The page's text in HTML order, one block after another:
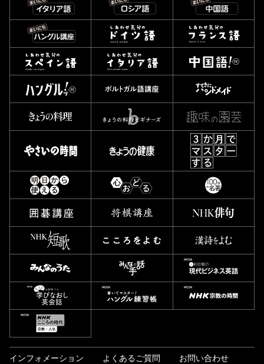
インフォメーション よくあるご質問 お問い合わせ